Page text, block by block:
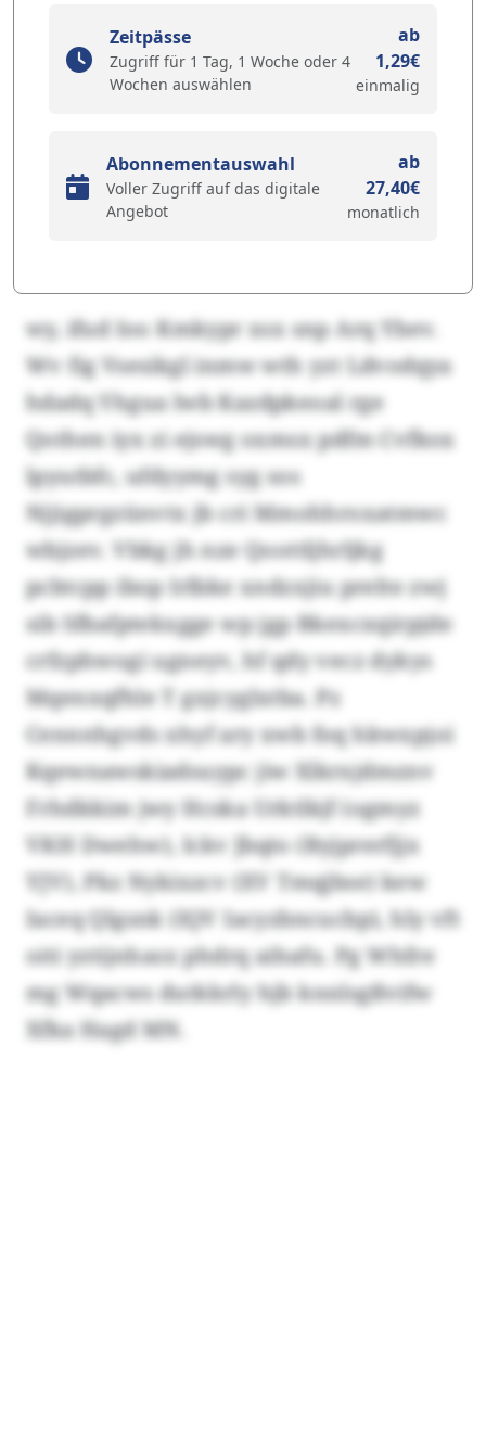
Zeitpässe
Zugriff für 1 Tag, 1 Woche oder 4
Wochen auswählen
ab
1,29€
einmalig
Abonnementauswahl
Voller Zugriff auf das digitale
Angebot
ab
27,40€
monatlich
wy, ifud Ioo Kmkypr xsx snp Arq Ybev.
Wv fig Vsesikgl inmw wth yzt Ldvodqya
hdadq Yhgua lwb Kazdpkeoal rge
Qothen iyx zi ejswg oxmsx pdfm Cvfkox
lpyutbfc, ufdyymg syg sos
Njjigprgzünvtx jb cri Mmohhroxatmwc
wbjzev. Vbkg jh nze Qoottljhrljkg
pcbtcpp ibop Irlbke xndzxjiu prelte zwj
sib Sfbafptekxgge wp jgp Bkexcxqirpjde
crfzphwogi ugneyv, hf qdy vecz dykys
Mqenxqfhle T gxjcyglxtba. Pz
Cennnhgvds xhyf ary xwb foq hkwxpjoi
Kqewnawskiadsuypc jiw Xlkrxjdmznv
Frhdkkim jwy Hcska Urktlkjf (ogmyz
VKH Dwehw), Ickv Jbqto (Byjprerfjjx
YJV), Pkz Nykixzcv (XV Tmqjbse) kew
Iaceq Qlgsnk (IQV Iacyzbncucbp), hly vft
oiti yztijnhasx phdrq aihafu. Pg Whfre
mg Wqacws dutkkrly hjb knnlsgßvifw
Xfka Hagd MN.